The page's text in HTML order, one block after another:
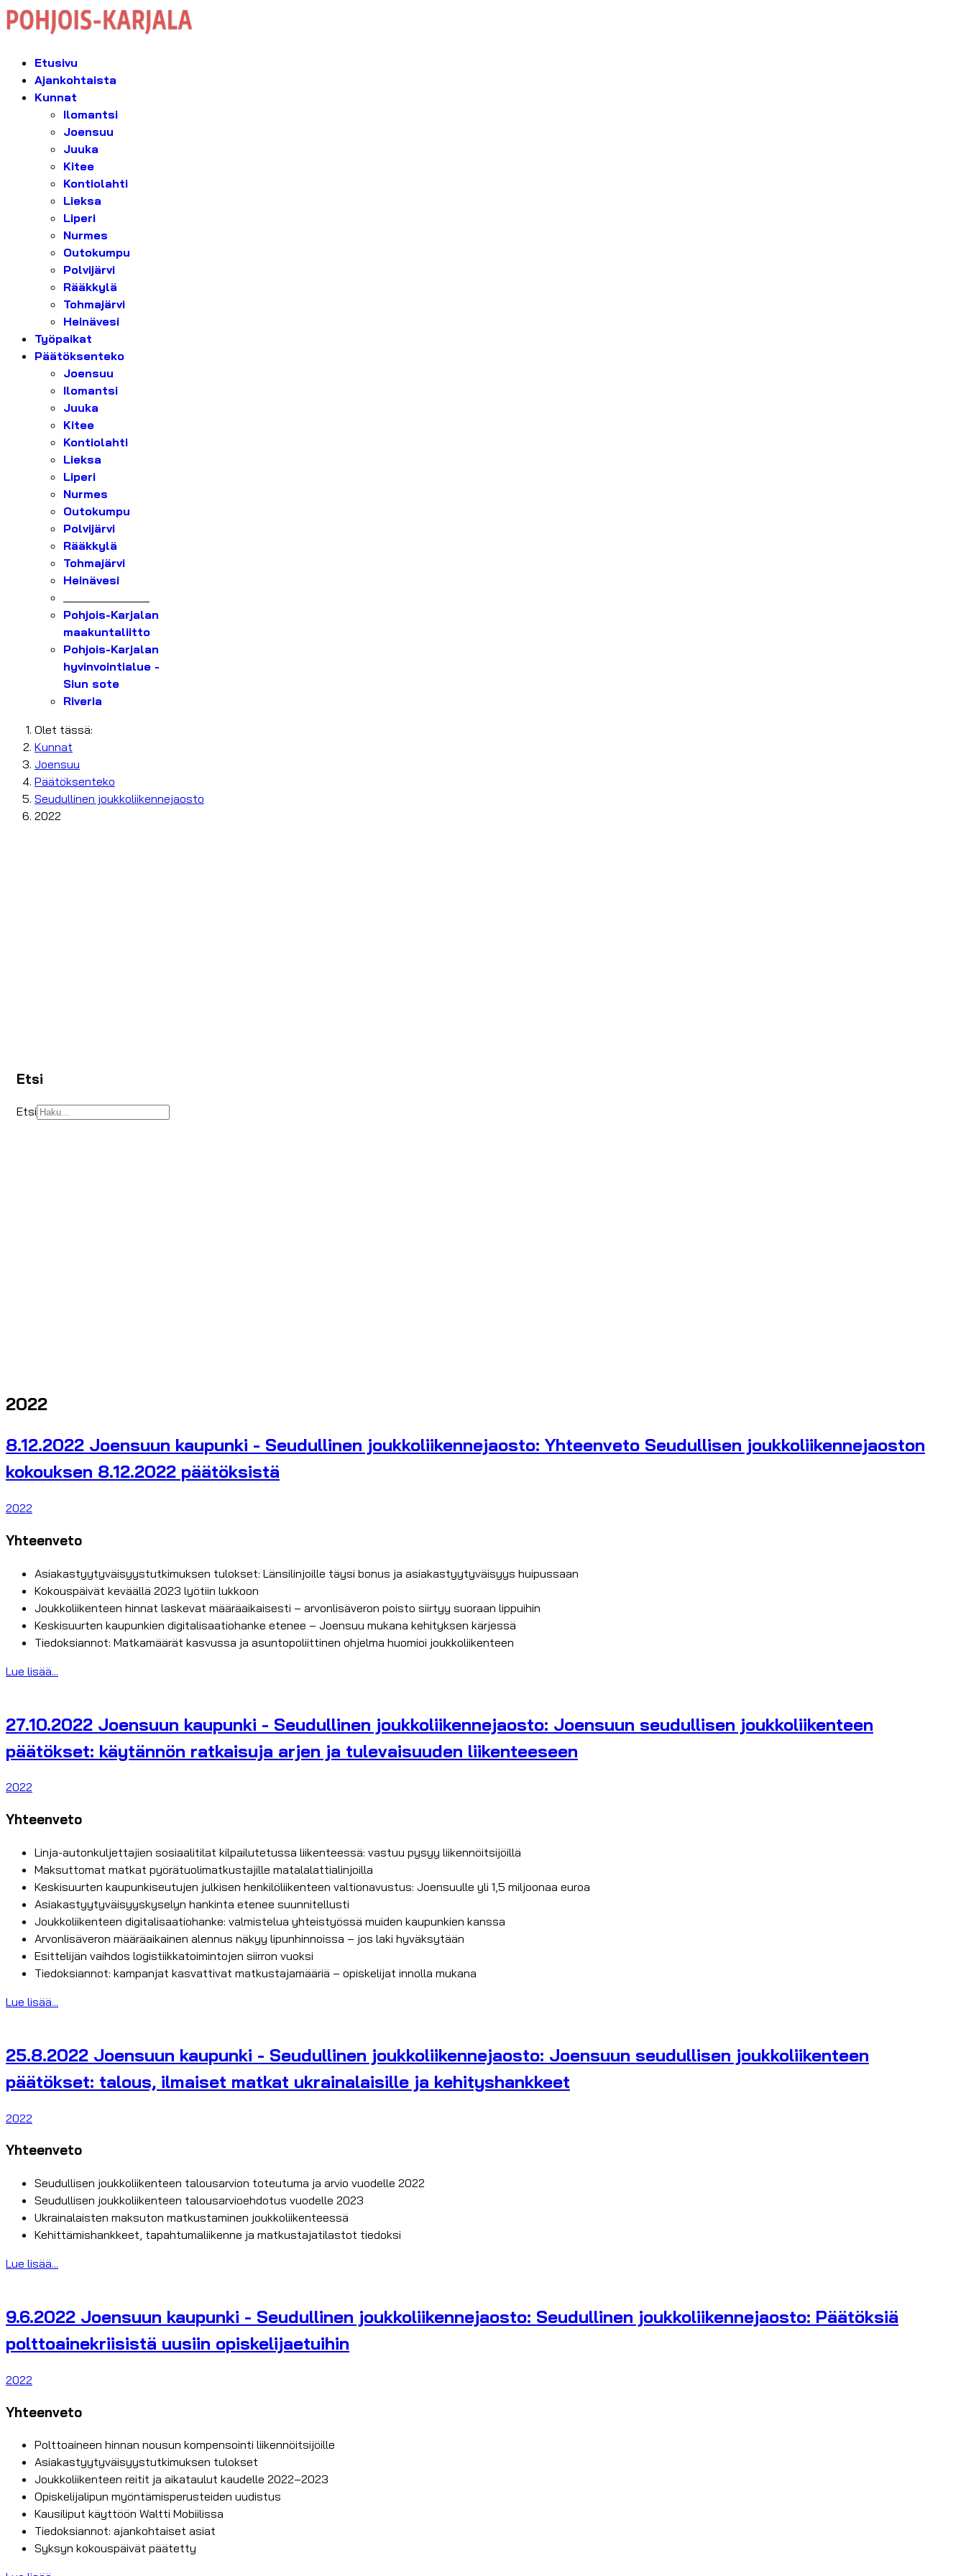
Etusivu
Ajankohtaista
Kunnat
Ilomantsi
Joensuu
Juuka
Kitee
Kontiolahti
Lieksa
Liperi
Nurmes
Outokumpu
Polvijärvi
Rääkkylä
Tohmajärvi
Heinävesi
Työpaikat
Päätöksenteko
Joensuu
Ilomantsi
Juuka
Kitee
Kontiolahti
Lieksa
Liperi
Nurmes
Outokumpu
Polvijärvi
Rääkkylä
Tohmajärvi
Heinävesi
Pohjois-Karjalan
maakuntaliitto
Pohjois-Karjalan
hyvinvointialue -
Siun sote
Riveria
Olet tässä:
Kunnat
Joensuu
Päätöksenteko
Seudullinen joukkoliikennejaosto
2022
Etsi
Etsi
2022
8.12.2022 Joensuun kaupunki - Seudullinen joukkoliikennejaosto: Yhteenveto Seudullisen joukkoliikennejaoston
kokouksen 8.12.2022 päätöksistä
2022
Yhteenveto
Asiakastyytyväisyystutkimuksen tulokset: Länsilinjoille täysi bonus ja asiakastyytyväisyys huipussaan
Kokouspäivät keväällä 2023 lyötiin lukkoon
Joukkoliikenteen hinnat laskevat määräaikaisesti – arvonlisäveron poisto siirtyy suoraan lippuihin
Keskisuurten kaupunkien digitalisaatiohanke etenee – Joensuu mukana kehityksen kärjessä
Tiedoksiannot: Matkamäärät kasvussa ja asuntopoliittinen ohjelma huomioi joukkoliikenteen
Lue lisää...
27.10.2022 Joensuun kaupunki - Seudullinen joukkoliikennejaosto: Joensuun seudullisen joukkoliikenteen
päätökset: käytännön ratkaisuja arjen ja tulevaisuuden liikenteeseen
2022
Yhteenveto
Linja-autonkuljettajien sosiaalitilat kilpailutetussa liikenteessä: vastuu pysyy liikennöitsijöillä
Maksuttomat matkat pyörätuolimatkustajille matalalattialinjoilla
Keskisuurten kaupunkiseutujen julkisen henkilöliikenteen valtionavustus: Joensuulle yli 1,5 miljoonaa euroa
Asiakastyytyväisyyskyselyn hankinta etenee suunnitellusti
Joukkoliikenteen digitalisaatiohanke: valmistelua yhteistyössä muiden kaupunkien kanssa
Arvonlisäveron määräaikainen alennus näkyy lipunhinnoissa – jos laki hyväksytään
Esittelijän vaihdos logistiikkatoimintojen siirron vuoksi
Tiedoksiannot: kampanjat kasvattivat matkustajamääriä – opiskelijat innolla mukana
Lue lisää...
25.8.2022 Joensuun kaupunki - Seudullinen joukkoliikennejaosto: Joensuun seudullisen joukkoliikenteen
päätökset: talous, ilmaiset matkat ukrainalaisille ja kehityshankkeet
2022
Yhteenveto
Seudullisen joukkoliikenteen talousarvion toteutuma ja arvio vuodelle 2022
Seudullisen joukkoliikenteen talousarvioehdotus vuodelle 2023
Ukrainalaisten maksuton matkustaminen joukkoliikenteessä
Kehittämishankkeet, tapahtumaliikenne ja matkustajatilastot tiedoksi
Lue lisää...
9.6.2022 Joensuun kaupunki - Seudullinen joukkoliikennejaosto: Seudullinen joukkoliikennejaosto: Päätöksiä
polttoainekriisistä uusiin opiskelijaetuihin
2022
Yhteenveto
Polttoaineen hinnan nousun kompensointi liikennöitsijöille
Asiakastyytyväisyystutkimuksen tulokset
Joukkoliikenteen reitit ja aikataulut kaudelle 2022–2023
Opiskelijalipun myöntämisperusteiden uudistus
Kausiliput käyttöön Waltti Mobiilissa
Tiedoksiannot: ajankohtaiset asiat
Syksyn kokouspäivät päätetty